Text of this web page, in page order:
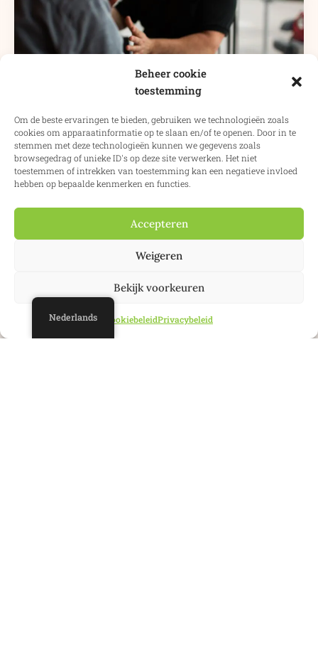
Beheer cookie
toestemming
Om de beste ervaringen te bieden, gebruiken we technologieën zoals
cookies om apparaatinformatie op te slaan en/of te openen. Door in te
stemmen met deze technologieën kunnen we gegevens zoals
browsegedrag of unieke ID's op deze site verwerken. Het niet
toestemmen of intrekken van toestemming kan een negatieve invloed
hebben op bepaalde kenmerken en functies.
Accepteren
Weigeren
Bekijk voorkeuren
CookiebeleidPrivacybeleid
Schenken en erven in Spanje
Wij kunnen uw nalatenschap of schenking in Spanje
Nederlands